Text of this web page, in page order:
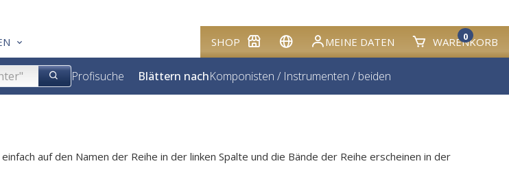
SHOP MEINE DATEN WARENKORB
0
Profisuche Blättern nachKomponisten / Instrumenten / beiden
auf den Namen der Reihe in der linken Spalte und die Bände der Reihe erscheinen in der